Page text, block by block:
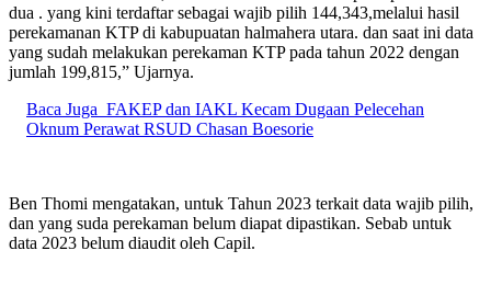
dua . yang kini terdaftar sebagai wajib pilih 144,343,melalui hasil
perekamanan KTP di kabupuatan halmahera utara. dan saat ini data
yang sudah melakukan perekaman KTP pada tahun 2022 dengan
jumlah 199,815,” Ujarnya.
Baca Juga FAKEP dan IAKL Kecam Dugaan Pelecehan
Oknum Perawat RSUD Chasan Boesorie
Ben Thomi mengatakan, untuk Tahun 2023 terkait data wajib pilih,
dan yang suda perekaman belum diapat dipastikan. Sebab untuk
data 2023 belum diaudit oleh Capil.